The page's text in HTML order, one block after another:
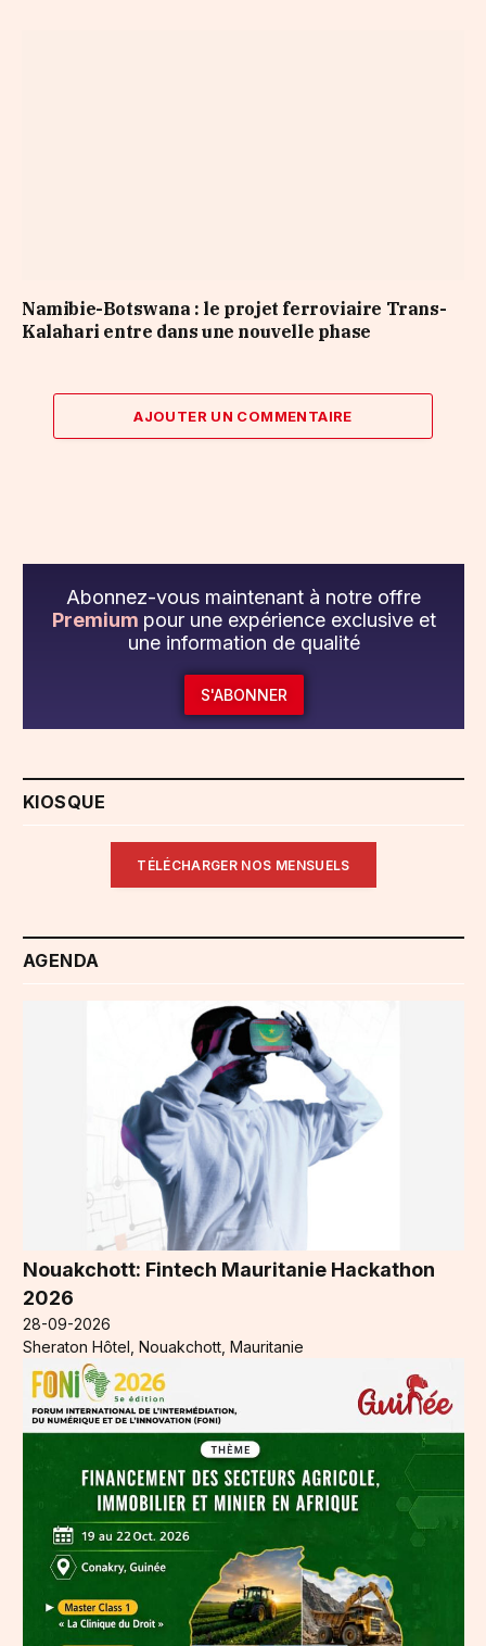
Namibie-Botswana : le projet ferroviaire Trans-
Kalahari entre dans une nouvelle phase
AJOUTER UN COMMENTAIRE
Abonnez-vous maintenant à notre offre
Premium pour une expérience exclusive et
une information de qualité
S'ABONNER
KIOSQUE
TÉLÉCHARGER NOS MENSUELS
AGENDA
Nouakchott: Fintech Mauritanie Hackathon
2026
28-09-2026
Sheraton Hôtel, Nouakchott, Mauritanie